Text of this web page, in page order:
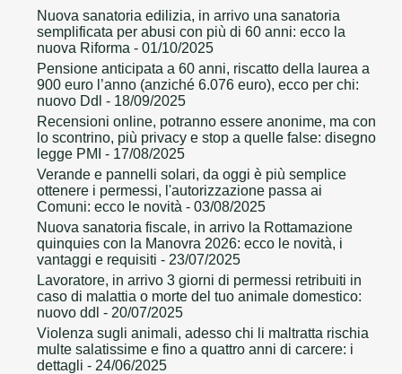
Nuova sanatoria edilizia, in arrivo una sanatoria
semplificata per abusi con più di 60 anni: ecco la
nuova Riforma - 01/10/2025
Pensione anticipata a 60 anni, riscatto della laurea a
900 euro l’anno (anziché 6.076 euro), ecco per chi:
nuovo Ddl - 18/09/2025
Recensioni online, potranno essere anonime, ma con
lo scontrino, più privacy e stop a quelle false: disegno
legge PMI - 17/08/2025
Verande e pannelli solari, da oggi è più semplice
ottenere i permessi, l'autorizzazione passa ai
Comuni: ecco le novità - 03/08/2025
Nuova sanatoria fiscale, in arrivo la Rottamazione
quinquies con la Manovra 2026: ecco le novità, i
vantaggi e requisiti - 23/07/2025
Lavoratore, in arrivo 3 giorni di permessi retribuiti in
caso di malattia o morte del tuo animale domestico:
nuovo ddl - 20/07/2025
Violenza sugli animali, adesso chi li maltratta rischia
multe salatissime e fino a quattro anni di carcere: i
dettagli - 24/06/2025